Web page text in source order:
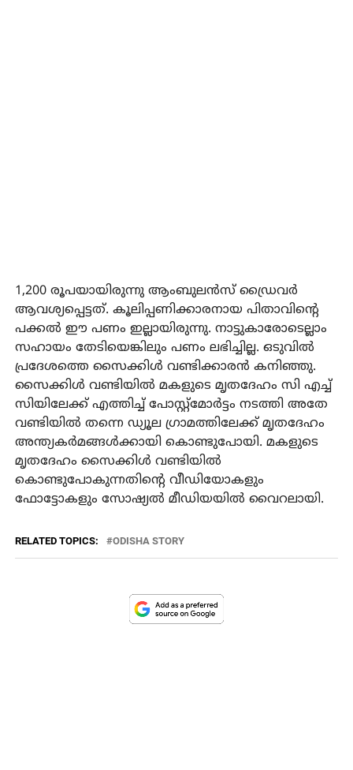
1,200 രൂപയായിരുന്നു ആംബുലന്‍സ് ഡ്രൈവര്‍
ആവശ്യപ്പെട്ടത്. കൂലിപ്പണിക്കാരനായ പിതാവിന്റെ
പക്കല്‍ ഈ പണം ഇല്ലായിരുന്നു. നാട്ടുകാരോടെല്ലാം
സഹായം തേടിയെങ്കിലും പണം ലഭിച്ചില്ല. ഒടുവില്‍
പ്രദേശത്തെ സൈക്കിള്‍ വണ്ടിക്കാരന്‍ കനിഞ്ഞു.
സൈക്കിള്‍ വണ്ടിയില്‍ മകളുടെ മൃതദേഹം സി എച്ച്
സിയിലേക്ക് എത്തിച്ച് പോസ്റ്റ്‌മോര്‍ട്ടം നടത്തി അതേ
വണ്ടിയില്‍ തന്നെ ഡ്യൂല ഗ്രാമത്തിലേക്ക് മൃതദേഹം
അന്ത്യകര്‍മങ്ങള്‍ക്കായി കൊണ്ടുപോയി. മകളുടെ
മൃതദേഹം സൈക്കിള്‍ വണ്ടിയില്‍
കൊണ്ടുപോകുന്നതിന്റെ വീഡിയോകളും
ഫോട്ടോകളും സോഷ്യല്‍ മീഡിയയില്‍ വൈറലായി.
RELATED TOPICS: ODISHA STORY